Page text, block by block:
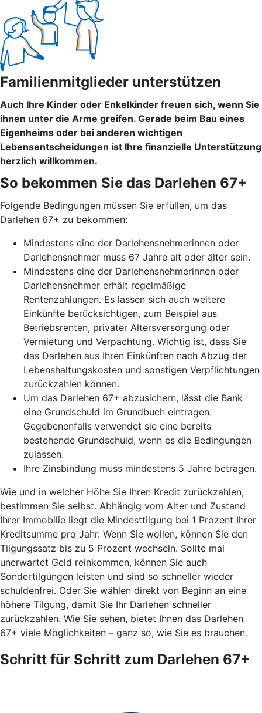
Familienmitglieder unterstützen
Auch Ihre Kinder oder Enkelkinder freuen sich, wenn Sie
ihnen unter die Arme greifen. Gerade beim Bau eines
Eigenheims oder bei anderen wichtigen
Lebensentscheidungen ist Ihre finanzielle Unterstützung
herzlich willkommen.
So bekommen Sie das Darlehen 67+
Folgende Bedingungen müssen Sie erfüllen, um das
Darlehen 67+ zu bekommen:
Mindestens eine der Darlehensnehmerinnen oder
Darlehensnehmer muss 67 Jahre alt oder älter sein.
Mindestens eine der Darlehensnehmerinnen oder
Darlehensnehmer erhält regelmäßige
Rentenzahlungen. Es lassen sich auch weitere
Einkünfte berücksichtigen, zum Beispiel aus
Betriebsrenten, privater Altersversorgung oder
Vermietung und Verpachtung. Wichtig ist, dass Sie
das Darlehen aus Ihren Einkünften nach Abzug der
Lebenshaltungskosten und sonstigen Verpflichtungen
zurückzahlen können.
Um das Darlehen 67+ abzusichern, lässt die Bank
eine Grundschuld im Grundbuch eintragen.
Gegebenenfalls verwendet sie eine bereits
bestehende Grundschuld, wenn es die Bedingungen
zulassen.
Ihre Zinsbindung muss mindestens 5 Jahre betragen.
Wie und in welcher Höhe Sie Ihren Kredit zurückzahlen,
bestimmen Sie selbst. Abhängig vom Alter und Zustand
Ihrer Immobilie liegt die Mindesttilgung bei 1 Prozent Ihrer
Kreditsumme pro Jahr. Wenn Sie wollen, können Sie den
Tilgungssatz bis zu 5 Prozent wechseln. Sollte mal
unerwartet Geld reinkommen, können Sie auch
Sondertilgungen leisten und sind so schneller wieder
schuldenfrei. Oder Sie wählen direkt von Beginn an eine
höhere Tilgung, damit Sie Ihr Darlehen schneller
zurückzahlen. Wie Sie sehen, bietet Ihnen das Darlehen
67+ viele Möglichkeiten – ganz so, wie Sie es brauchen.
Schritt für Schritt zum Darlehen 67+